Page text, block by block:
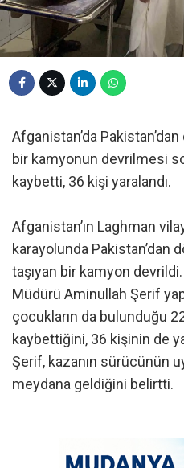
Afganistan’da
bir kamyonun devrilmesi
kaybetti, 36 kişi yaralandı.
Afganistan’ın Laghman
karayolunda Pakistan’dan
taşıyan bir kamyon devrildi.
Müdürü Aminullah Şerif
çocukların da bulunduğu
kaybettiğini, 36 kişinin de
Şerif, kazanın sürücünün
meydana geldiğini belirtti.